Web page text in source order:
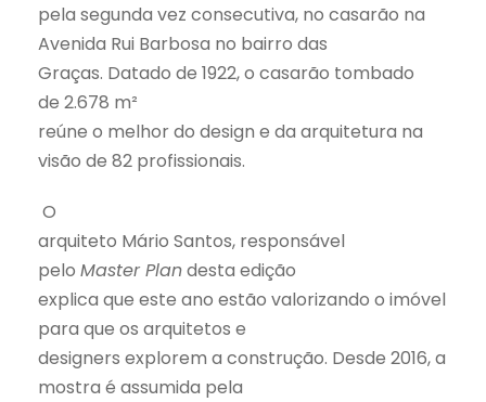
pela segunda vez consecutiva, no casarão na
Avenida Rui Barbosa no bairro das
Graças. Datado de 1922, o casarão tombado
de 2.678 m²
reúne o melhor do design e da arquitetura na
visão de 82 profissionais.
O
arquiteto Mário Santos, responsável
pelo Master Plandesta edição
explica que este ano estão valorizando o imóvel
para que os arquitetos e
designers explorem a construção. Desde 2016, a
mostra é assumida pela